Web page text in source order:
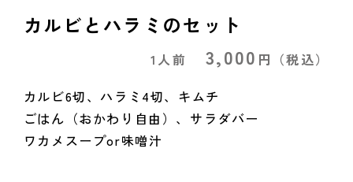
カルビとハラミのセット
1人前 3,000 円 （税込）
カルビ6切、ハラミ4切、キムチ
ごはん（おかわり自由）、サラダバー
ワカメスープor味噌汁